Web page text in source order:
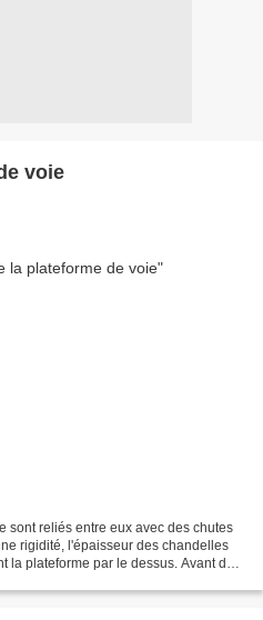
voie
sont reliés entre eux avec des chutes
rigidité, l'épaisseur des chandelles
la plateforme par le dessus. Avant de